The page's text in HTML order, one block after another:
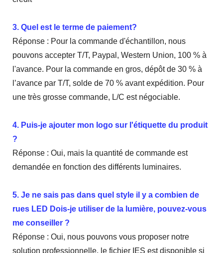
3. Quel est le terme de paiement?
Réponse : Pour la commande d'échantillon, nous
pouvons accepter T/T, Paypal, Western Union, 100 % à
l'avance. Pour la commande en gros, dépôt de 30 % à
l’avance par T/T, solde de 70 % avant expédition. Pour
une très grosse commande, L/C est négociable.
4. Puis-je ajouter mon logo sur l'étiquette du produit
?
Réponse : Oui, mais la quantité de commande est
demandée en fonction des différents luminaires.
5. Je ne sais pas dans quel style il y a combien de
rues LED Dois-je utiliser de la lumière, pouvez-vous
me conseiller ?
Réponse : Oui, nous pouvons vous proposer notre
solution professionnelle, le fichier IES est disponible si